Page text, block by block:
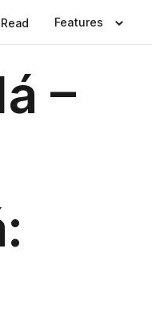
Read Features
–